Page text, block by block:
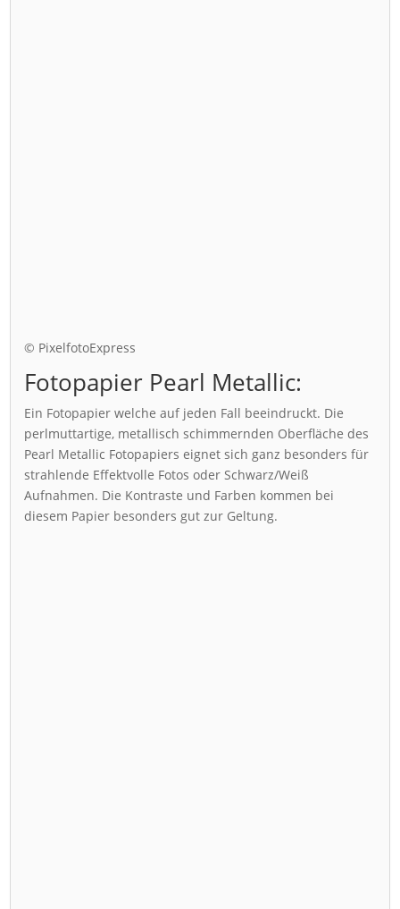
© PixelfotoExpress
Fotopapier Pearl Metallic:
Ein Fotopapier welche auf jeden Fall beeindruckt. Die
perlmuttartige, metallisch schimmernden Oberfläche des
Pearl Metallic Fotopapiers eignet sich ganz besonders für
strahlende Effektvolle Fotos oder Schwarz/Weiß
Aufnahmen. Die Kontraste und Farben kommen bei
diesem Papier besonders gut zur Geltung.